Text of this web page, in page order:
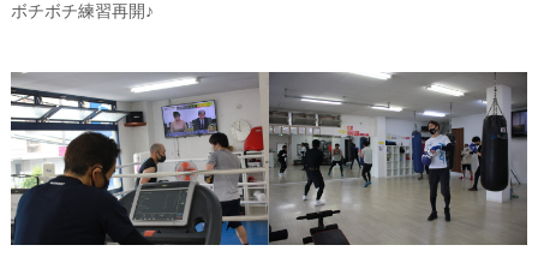
ボチボチ練習再開♪